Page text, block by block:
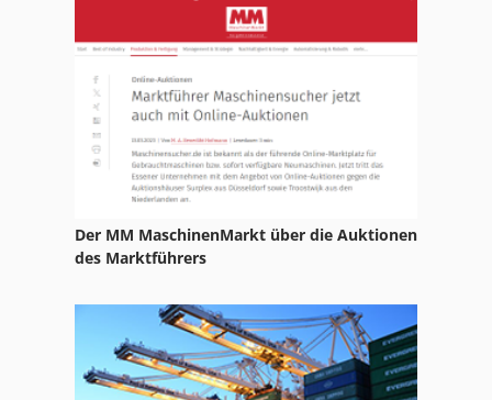
Hackschnitzelsieb
Hewsaw
Holzhackmaschine
Holzkreissäge
Schaber
Scheibensieb
Scheppach Abrichte
Der MM MaschinenMarkt über die Auktionen
des Marktführers